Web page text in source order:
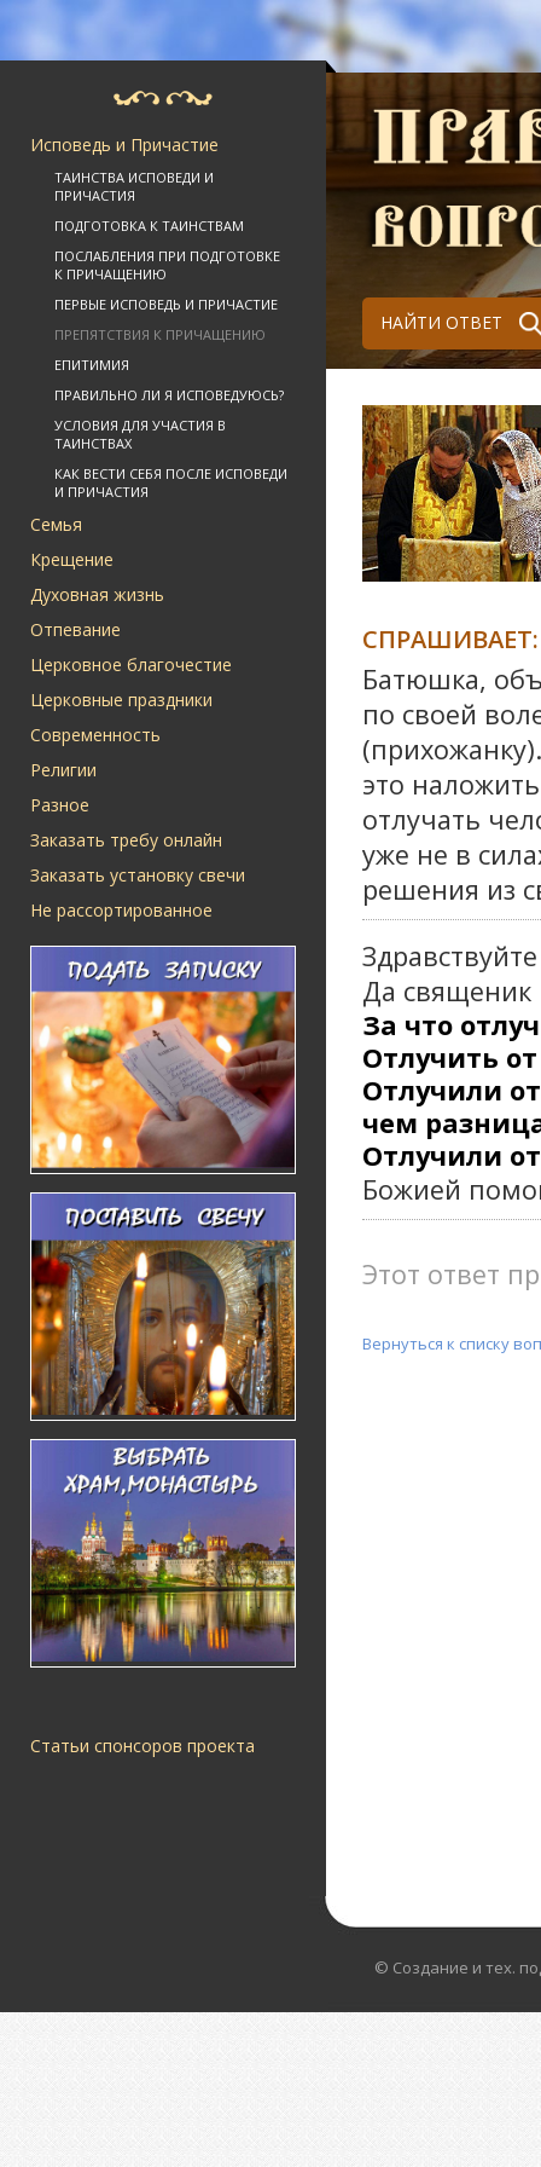
Исповедь и Причастие
ТАИНСТВА ИСПОВЕДИ И
ПРИЧАСТИЯ
ПОДГОТОВКА К ТАИНСТВАМ
ПОСЛАБЛЕНИЯ ПРИ ПОДГОТОВКЕ
К ПРИЧАЩЕНИЮ
ПЕРВЫЕ ИСПОВЕДЬ И ПРИЧАСТИЕ
ПРЕПЯТСТВИЯ К ПРИЧАЩЕНИЮ
ЕПИТИМИЯ
ПРАВИЛЬНО ЛИ Я ИСПОВЕДУЮСЬ?
УСЛОВИЯ ДЛЯ УЧАСТИЯ В
ТАИНСТВАХ
КАК ВЕСТИ СЕБЯ ПОСЛЕ ИСПОВЕДИ
И ПРИЧАСТИЯ
Семья
Крещение
Духовная жизнь
Отпевание
Церковное благочестие
Церковные праздники
Современность
Религии
Разное
Заказать требу онлайн
Заказать установку свечи
Не рассортированное
Статьи спонсоров проекта
НАЙТИ ОТВЕТ
СПРАШИВАЕТ:
Батюшка,
по своей
это
отлучать
уже не в
решения из
Да священик
За что
Отлучить
Отлучили
чем
Отлучили
Божией
Этот ответ
Вернуться к списку
© Создание и тех.